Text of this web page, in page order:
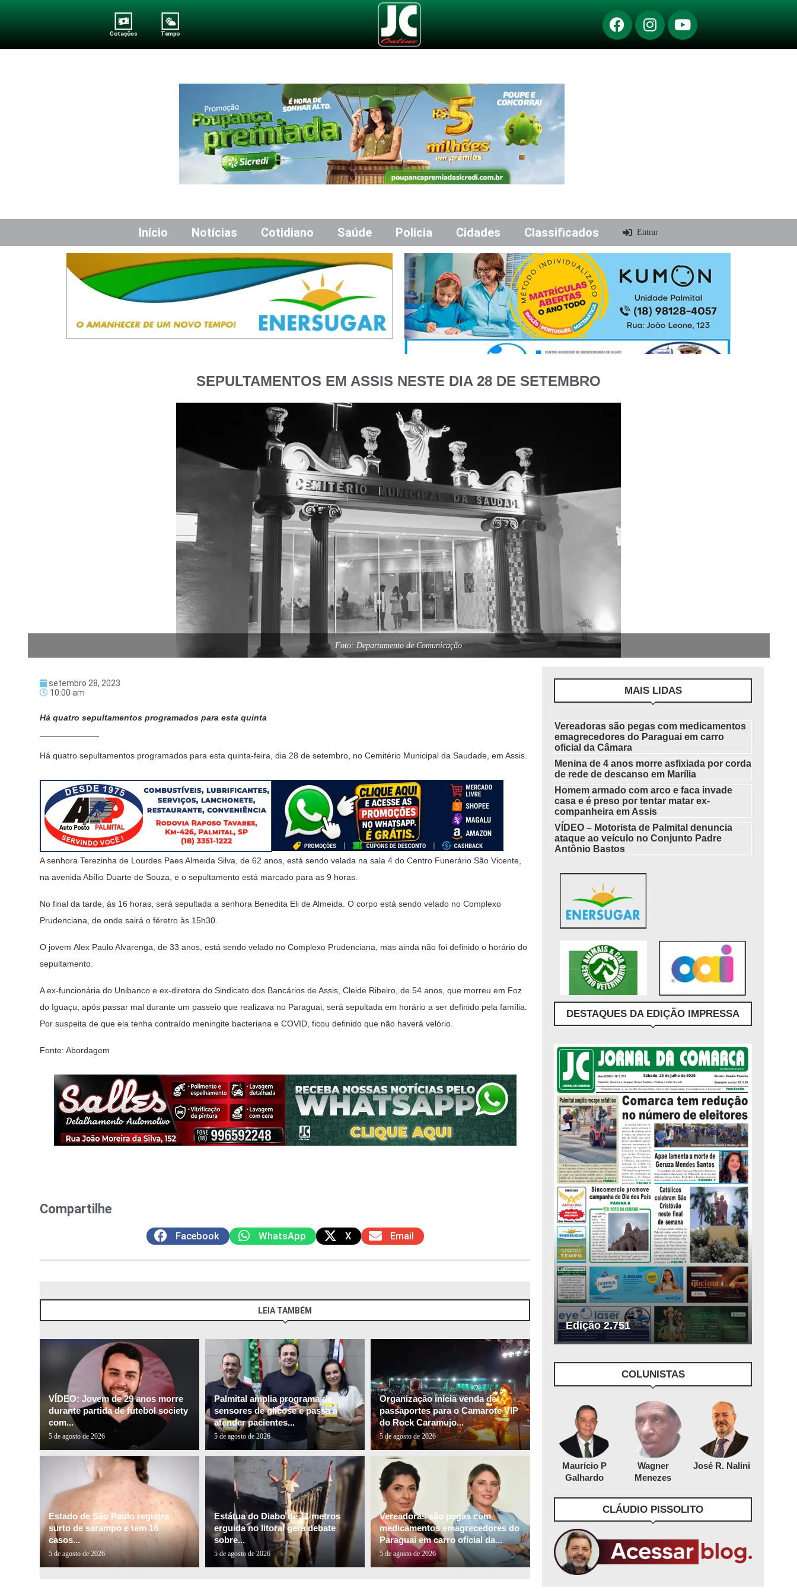
Cotações Tempo
Início Notícias Cotidiano Saúde Polícia Cidades Classificados Entrar
SEPULTAMENTOS EM ASSIS NESTE DIA 28 DE SETEMBRO
Foto: Departamento de Comunicação
setembro 28, 2023
10:00 am
Há quatro sepultamentos programados para esta quinta
Há quatro sepultamentos programados para esta quinta-feira, dia 28 de setembro, no Cemitério Municipal da Saudade, em Assis.
A senhora Terezinha de Lourdes Paes Almeida Silva, de 62 anos, está sendo velada na sala 4 do Centro Funerário São Vicente,
na avenida Abílio Duarte de Souza, e o sepultamento está marcado para as 9 horas.
No final da tarde, às 16 horas, será sepultada a senhora Benedita Eli de Almeida. O corpo está sendo velado no Complexo
Prudenciana, de onde sairá o féretro às 15h30.
O jovem Alex Paulo Alvarenga, de 33 anos, está sendo velado no Complexo Prudenciana, mas ainda não foi definido o horário do
sepultamento.
A ex-funcionária do Unibanco e ex-diretora do Sindicato dos Bancários de Assis, Cleide Ribeiro, de 54 anos, que morreu em Foz
do Iguaçu, após passar mal durante um passeio que realizava no Paraguai, será sepultada em horário a ser definido pela família.
Por suspeita de que ela tenha contraído meningite bacteriana e COVID, ficou definido que não haverá velório.
Fonte: Abordagem
Compartilhe
Facebook WhatsApp X Email
LEIA TAMBÉM
VÍDEO: Jovem de 29 anos morre
durante partida de futebol society
com...
5 de agosto de 2026
Palmital amplia programa de
sensores de glicose e passa a
atender pacientes...
5 de agosto de 2026
Organização inicia venda de
passaportes para o Camarote VIP
do Rock Caramujo...
5 de agosto de 2026
Estado de São Paulo registra
surto de sarampo e tem 16
casos...
5 de agosto de 2026
Estátua do Diabo de 11 metros
erguida no litoral gera debate
sobre...
5 de agosto de 2026
Vereadoras são pegas com
medicamentos emagrecedores do
Paraguai em carro oficial da...
5 de agosto de 2026
MAIS LIDAS
Vereadoras são pegas com medicamentos
emagrecedores do Paraguai em carro
oficial da Câmara
Menina de 4 anos morre asfixiada por corda
de rede de descanso em Marília
Homem armado com arco e faca invade
casa e é preso por tentar matar ex-
companheira em Assis
VÍDEO – Motorista de Palmital denuncia
ataque ao veículo no Conjunto Padre
Antônio Bastos
DESTAQUES DA EDIÇÃO IMPRESSA
Edição 2.751
COLUNISTAS
Maurício P
Galhardo
Wagner
Menezes
José R. Nalini
CLÁUDIO PISSOLITO